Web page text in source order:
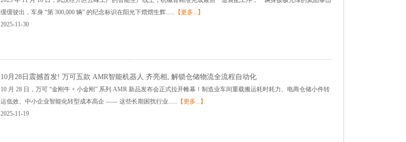
缓缓驶出，车身 “第 300,000 辆” 的纪念标识在阳光下熠熠生辉...... 【更多...】
2025-11-30
10月28日震撼首发! 万可五款 AMR智能机器人 齐亮相, 解锁仓储物流全流程自动化
10 月 28 日，万可 “金刚牛 + 小金刚” 系列 AMR 新品发布会正式拉开帷幕！制造业车间重载搬运耗时耗力、电商仓储小件转
运低效、中小企业智能化转型成本高企 —— 这些长期困扰行业...... 【更多...】
2025-11-19